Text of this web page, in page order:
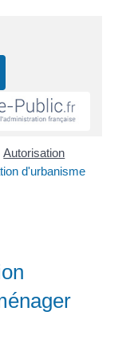
Autorisation
d'urbanisme